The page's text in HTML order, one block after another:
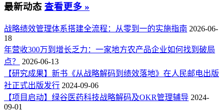
最新动态 查看更多 »
战略绩效管理体系搭建全流程：从零到一的实施指南 2026-06-
18
年营收300万到增长乏力：一家地方农产品企业如何找到破局
点？
2026-06-13
【研究成果】新书《从战略解码到绩效落地》在人民邮电出版
社正式出版发行 2024-09-06
【项目启动】绿谷医药科技战略解码及OKR管理辅导 2024-
09-01